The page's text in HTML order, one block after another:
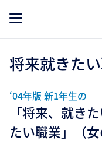
将来就きた
‘04年版 新1年生の
「将来、就き
たい職業」（女